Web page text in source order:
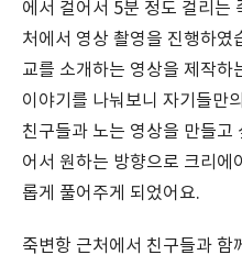
에서 걸어서 5분 정도 걸리는
처에서 영상 촬영을 진행하였
교를 소개하는 영상을 제작하
이야기를 나눠보니 자기들만
친구들과 노는 영상을 만들고
어서 원하는 방향으로 크리에
롭게 풀어주게 되었어요.
죽변항 근처에서 친구들과 함